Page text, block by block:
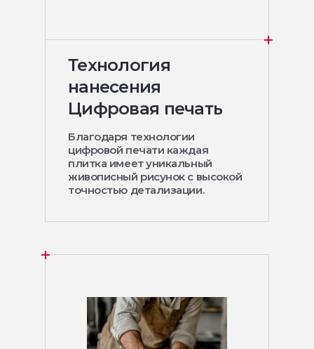
Технология
нанесения
Цифровая печать
Благодаря технологии
цифровой печати каждая
плитка имеет уникальный
живописный рисунок с высокой
точностью детализации.